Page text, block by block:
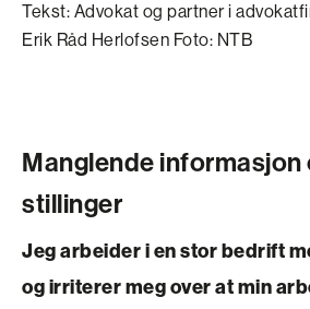
Tekst: Advokat og partner i
Erik Råd Herlofsen Foto: NTB
Manglende informasjon
stillinger
Jeg arbeider i en stor bedrift
og irriterer meg over at min